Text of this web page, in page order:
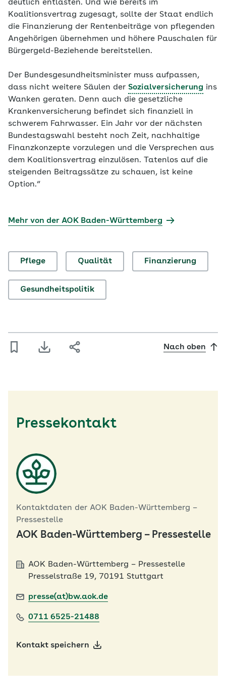
deutlich entlasten. Und wie bereits im
Koalitionsvertrag zugesagt, sollte der Staat endlich
die Finanzierung der Rentenbeiträge von pflegenden
Angehörigen übernehmen und höhere Pauschalen für
Bürgergeld-Beziehende bereitstellen.
Der Bundesgesundheitsminister muss aufpassen,
dass nicht weitere Säulen der Sozialversicherung ins
Wanken geraten. Denn auch die gesetzliche
Krankenversicherung befindet sich finanziell in
schwerem Fahrwasser. Ein Jahr vor der nächsten
Bundestagswahl besteht noch Zeit, nachhaltige
Finanzkonzepte vorzulegen und die Versprechen aus
dem Koalitionsvertrag einzulösen. Tatenlos auf die
steigenden Beitragssätze zu schauen, ist keine
Option.“
Mehr von der AOK Baden-Württemberg
Pflege Qualität Finanzierung
Gesundheitspolitik
Nach oben
Pressekontakt
Kontaktdaten der AOK Baden-Württemberg –
Pressestelle
AOK Baden-Württemberg – Pressestelle
AOK Baden-Württemberg – Pressestelle
Presselstraße 19, 70191 Stuttgart
presse(at)bw.aok.de
0711 6525-21488
Kontakt speichern